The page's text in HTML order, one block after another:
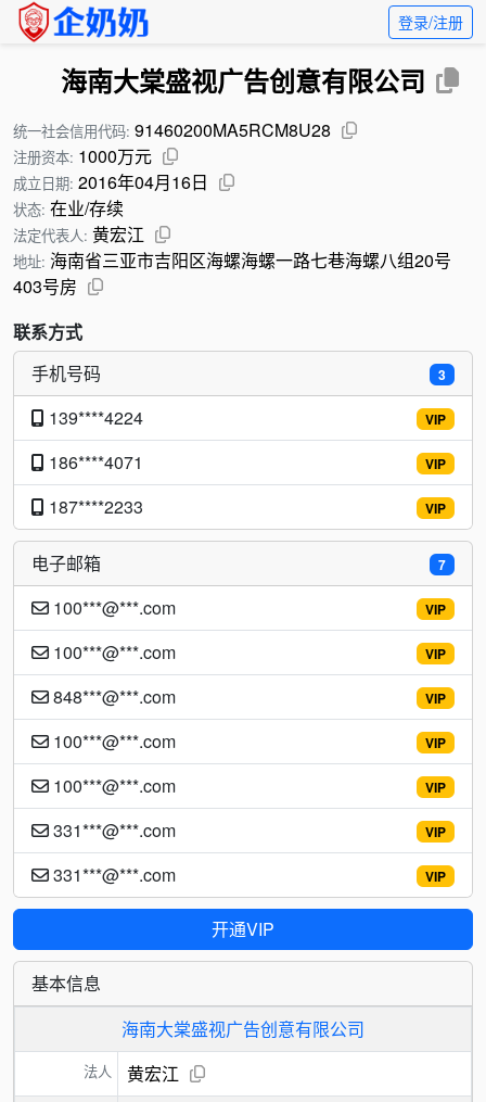
登录/注册
海南大棠盛视广告创意有限公司
统一社会信用代码: 91460200MA5RCM8U28
注册资本: 1000万元
成立日期: 2016年04月16日
状态: 在业/存续
法定代表人: 黄宏江
地址: 海南省三亚市吉阳区海螺海螺一路七巷海螺八组20号
403号房
联系方式
3
手机号码
VIP
139****4224
VIP
186****4071
VIP
187****2233
7
电子邮箱
VIP
100***@***.com
VIP
100***@***.com
VIP
848***@***.com
VIP
100***@***.com
VIP
100***@***.com
VIP
331***@***.com
VIP
331***@***.com
开通VIP
基本信息
海南大棠盛视广告创意有限公司
法人 黄宏江